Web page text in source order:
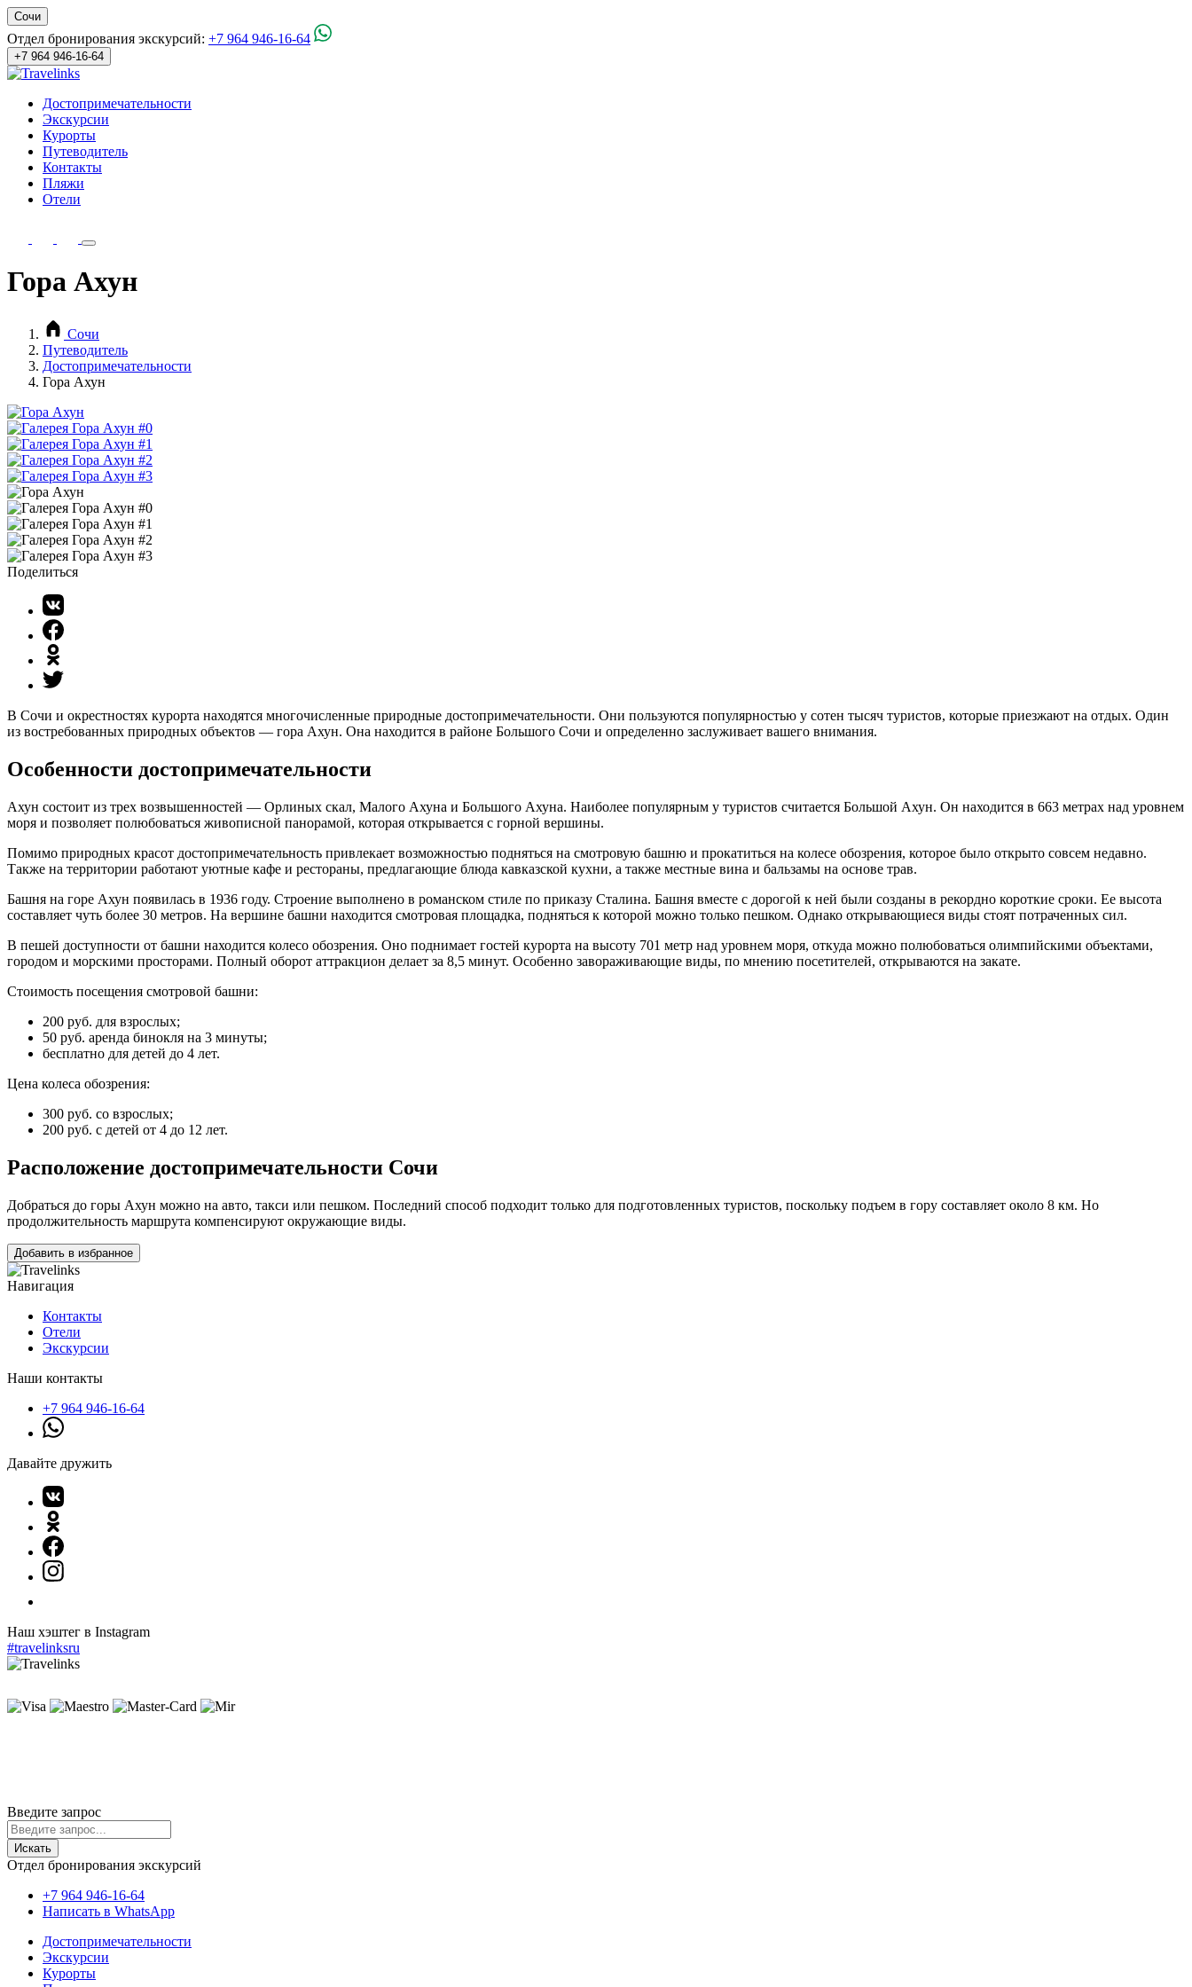
Сочи
Отдел бронирования экскурсий: +7 964 946-16-64
+7 964 946-16-64
Достопримечательности
Экскурсии
Курорты
Путеводитель
Контакты
Пляжи
Отели
Гора Ахун
Сочи
Путеводитель
Достопримечательности
Гора Ахун
Поделиться
В Сочи и окрестностях курорта находятся многочисленные природные достопримечательности. Они пользуются популярностью у сотен тысяч туристов, которые приезжают на отдых. Один
из востребованных природных объектов — гора Ахун. Она находится в районе Большого Сочи и определенно заслуживает вашего внимания.
Особенности достопримечательности
Ахун состоит из трех возвышенностей — Орлиных скал, Малого Ахуна и Большого Ахуна. Наиболее популярным у туристов считается Большой Ахун. Он находится в 663 метрах над уровнем
моря и позволяет полюбоваться живописной панорамой, которая открывается с горной вершины.
Помимо природных красот достопримечательность привлекает возможностью подняться на смотровую башню и прокатиться на колесе обозрения, которое было открыто совсем недавно.
Также на территории работают уютные кафе и рестораны, предлагающие блюда кавказской кухни, а также местные вина и бальзамы на основе трав.
Башня на горе Ахун появилась в 1936 году. Строение выполнено в романском стиле по приказу Сталина. Башня вместе с дорогой к ней были созданы в рекордно короткие сроки. Ее высота
составляет чуть более 30 метров. На вершине башни находится смотровая площадка, подняться к которой можно только пешком. Однако открывающиеся виды стоят потраченных сил.
В пешей доступности от башни находится колесо обозрения. Оно поднимает гостей курорта на высоту 701 метр над уровнем моря, откуда можно полюбоваться олимпийскими объектами,
городом и морскими просторами. Полный оборот аттракцион делает за 8,5 минут. Особенно завораживающие виды, по мнению посетителей, открываются на закате.
Стоимость посещения смотровой башни:
200 руб. для взрослых;
50 руб. аренда бинокля на 3 минуты;
бесплатно для детей до 4 лет.
Цена колеса обозрения:
300 руб. со взрослых;
200 руб. с детей от 4 до 12 лет.
Расположение достопримечательности Сочи
Добраться до горы Ахун можно на авто, такси или пешком. Последний способ подходит только для подготовленных туристов, поскольку подъем в гору составляет около 8 км. Но
продолжительность маршрута компенсируют окружающие виды.
Добавить в избранное
Навигация
Контакты
Отели
Экскурсии
Наши контакты
+7 964 946-16-64
Давайте дружить
Наш хэштег в Instagram
#travelinksru
Введите запрос
Искать
Отдел бронирования экскурсий
+7 964 946-16-64
Написать в WhatsApp
Достопримечательности
Экскурсии
Курорты